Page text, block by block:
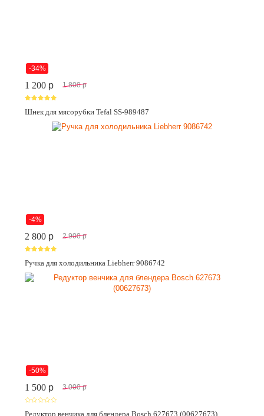
-34%
1 200 p 1 800 p
Шнек для мясорубки Tefal SS-989487
-4%
2 800 p 2 900 p
Ручка для холодильника Liebherr 9086742
-50%
1 500 p 3 000 p
Редуктор венчика для блендера Bosch 627673 (00627673)